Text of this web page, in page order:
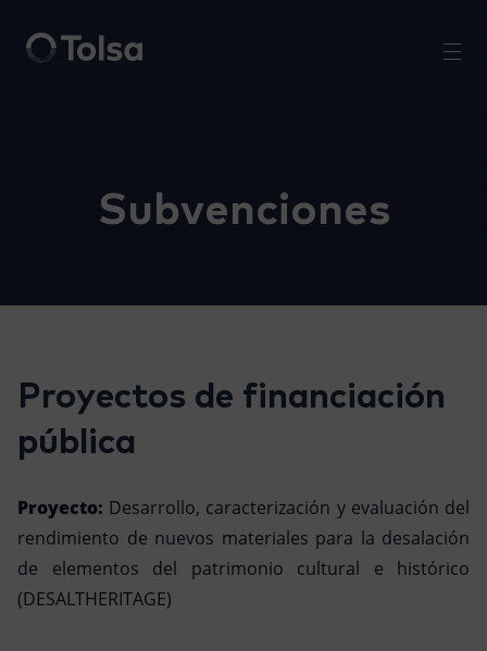
Subvenciones
Proyectos de financiación
pública
Proyecto: Desarrollo, caracterización y evaluación del
rendimiento de nuevos materiales para la desalación
de elementos del patrimonio cultural e histórico
(DESALTHERITAGE)